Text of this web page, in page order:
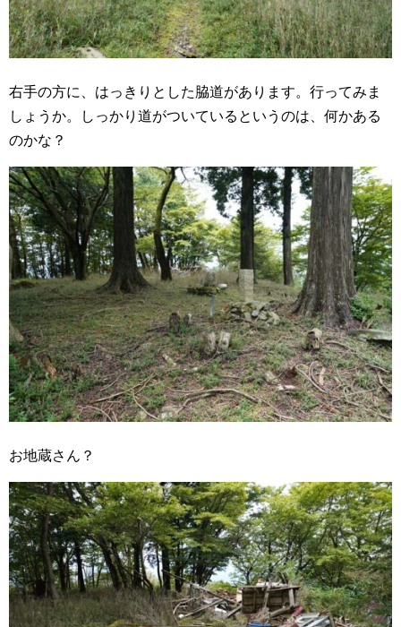
右手の方に、はっきりとした脇道があります。行ってみま
しょうか。しっかり道がついているというのは、何かある
のかな？
お地蔵さん？